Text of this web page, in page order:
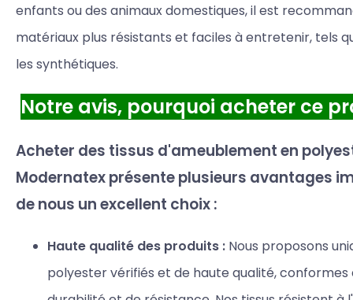
enfants ou des animaux domestiques, il est
matériaux plus résistants et faciles à entretenir, tels
les synthétiques.
Notre avis, pourquoi acheter ce
Acheter des tissus d'ameublement en
Modernatex présente plusieurs avantages
de nous un excellent choix :
Haute qualité des produits : Nous proposons
polyester vérifiés et de haute qualité,